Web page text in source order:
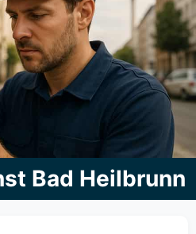
Bad Heilbrunn